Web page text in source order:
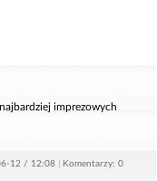
imprezowych
12 / 12:08 Komentarzy: 0